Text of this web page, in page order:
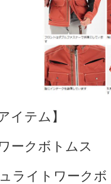
イテム】
ークボトムス
ライトワーク